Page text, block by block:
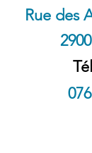
Rue des